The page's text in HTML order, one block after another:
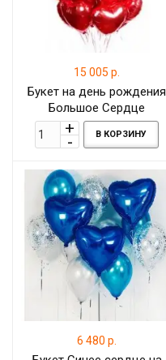
15 005 р.
Букет на день рождения
Большое Сердце
В КОРЗИНУ
6 480 р.